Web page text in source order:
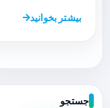
بیشتر بخوانید
جستجو